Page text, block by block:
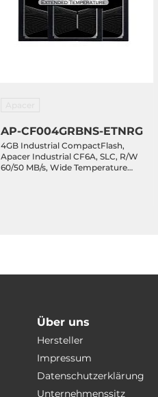
AP-CF004GRBNS-ETNRG
4GB Industrial CompactFlash,
Apacer Industrial CF6A, SLC, R/W
60/50 MB/s, Wide Temperature
Über uns
Hersteller
Impressum
Datenschutzerklärung
Unternehmenssitz